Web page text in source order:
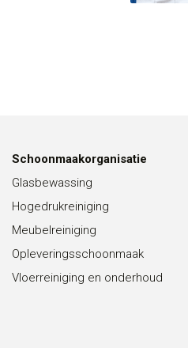
Schoonmaakorganisatie
Glasbewassing
Hogedrukreiniging
Meubelreiniging
Opleveringsschoonmaak
Vloerreiniging en onderhoud